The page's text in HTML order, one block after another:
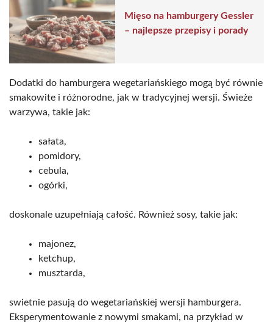
Mięso na hamburgery Gessler
– najlepsze przepisy i porady
Dodatki do hamburgera wegetariańskiego mogą być równie
smakowite i różnorodne, jak w tradycyjnej wersji. Świeże
warzywa, takie jak:
sałata,
pomidory,
cebula,
ogórki,
doskonale uzupełniają całość. Również sosy, takie jak:
majonez,
ketchup,
musztarda,
swietnie pasują do wegetariańskiej wersji hamburgera.
Eksperymentowanie z nowymi smakami, na przykład w